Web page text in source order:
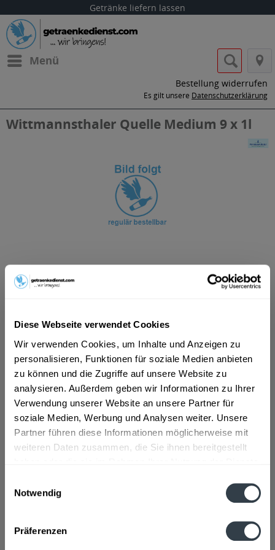
Diese Webseite verwendet Cookies
Wir verwenden Cookies, um Inhalte und Anzeigen zu
personalisieren, Funktionen für soziale Medien anbieten
zu können und die Zugriffe auf unsere Website zu
analysieren. Außerdem geben wir Informationen zu Ihrer
Verwendung unserer Website an unsere Partner für
soziale Medien, Werbung und Analysen weiter. Unsere
Partner führen diese Informationen möglicherweise mit
weiteren Daten zusammen, die Sie ihnen bereitgestellt
Notwendig
Präferenzen
Getränke liefern lassen
Menü
Bestellung widerrufen
Es gilt unsere Datenschutzerklärung
Wittmannsthaler Quelle Medium 9 x 1l
Inhalt:9 Liter (0,62 € * / 1 Liter)
Vorrätig
MEHRWEG
+3,75 € Pfand
In denWarenkorb
Artikel-Nr.:
35068
mehr
"Wittmannsthaler Quelle Medium 9 x 1l"